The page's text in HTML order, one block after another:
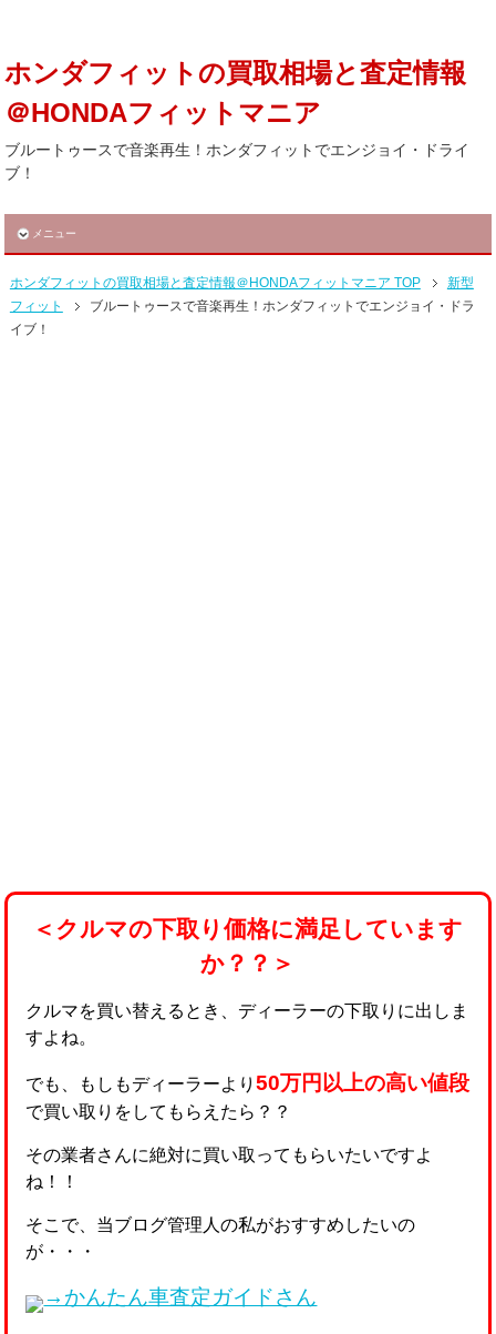
ホンダフィットの買取相場と査定情報
＠HONDAフィットマニア
ブルートゥースで音楽再生！ホンダフィットでエンジョイ・ドライ
ブ！
メニュー
ホンダフィットの買取相場と査定情報＠HONDAフィットマニア TOP
新型
フィット
ブルートゥースで音楽再生！ホンダフィットでエンジョイ・ドラ
イブ！
＜クルマの下取り価格に満足しています
か？？＞
クルマを買い替えるとき、ディーラーの下取りに出しま
すよね。
でも、もしもディーラーより50万円以上の高い値段
で買い取りをしてもらえたら？？
その業者さんに絶対に買い取ってもらいたいですよ
ね！！
そこで、当ブログ管理人の私がおすすめしたいの
が・・・
→かんたん車査定ガイドさん